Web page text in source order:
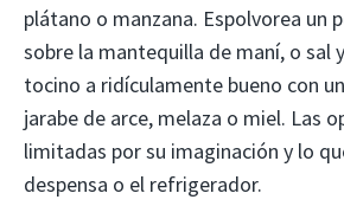
plátano o manzana. Espolvorea un
sobre la mantequilla de maní, o sal
tocino a ridículamente bueno con
jarabe de arce, melaza o miel. Las
limitadas por su imaginación y lo
despensa o el refrigerador.